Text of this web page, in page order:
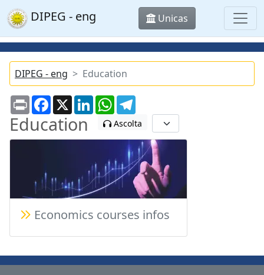
DIPEG - eng Unicas
DIPEG - eng Education
PrintFacebook
X LinkedInWhatsApp
Education Ascolta
Economics courses infos